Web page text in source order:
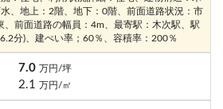
、地上：2階、地下：0階、前面道路状況：市
、前面道路の幅員：4m、最寄駅：木次駅、駅
分)、建ぺい率；60％、容積率：200％
7.0 万円/坪
2.1 万円/㎡